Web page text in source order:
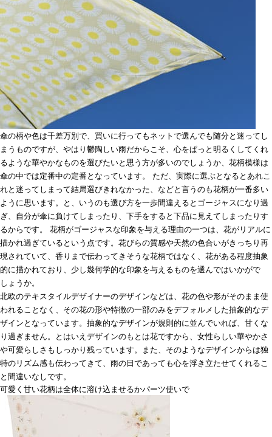
傘の柄や色は千差万別で、買いに行ってもネットで選んでも随分と迷ってし
まうものですが、やはり鬱陶しい雨だからこそ、心をぱっと明るくしてくれ
るような華やかなものを選びたいと思う方が多いのでしょうか、花柄模様は
傘の中では定番中の定番となっています。 ただ、実際に選ぶとなるとあれこ
れと迷ってしまって結局選びきれなかった、などと言うのも花柄が一番多い
ように思います。と、いうのも選び方を一歩間違えるとゴージャスになり過
ぎ、自分が傘に負けてしまったり、下手をすると下品に見えてしまったりす
るからです。 花柄がゴージャスな印象を与える理由の一つは、花がリアルに
描かれ過ぎているという点です。花びらの質感や天然の色合いがきっちり再
現されていて、香りまで伝わってきそうな花柄ではなく、花がある程度抽象
的に描かれており、少し幾何学的な印象を与えるものを選んではいかがで
しょうか。
北欧のテキスタイルデザイナーのデザインなどは、花の色や形がそのまま使
われることなく、その花の形や特徴の一部のみをデフォルメした抽象的なデ
ザインとなっています。抽象的なデザインが規則的に並んでいれば、甘くな
り過ぎません。とはいえデザインのもとは花ですから、女性らしい華やかさ
や可愛らしさもしっかり残っています。また、そのようなデザインからは独
特のリズム感も伝わってきて、雨の日であっても心を浮き立たせてくれるこ
と間違いなしです。
可愛く甘い花柄は全体に溶け込ませるかパーツ使いで